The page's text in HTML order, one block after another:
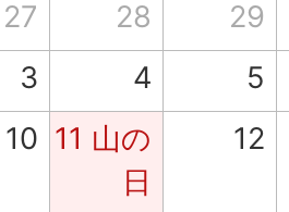
27 28
29
3 4
5
10 11 山の
日
12